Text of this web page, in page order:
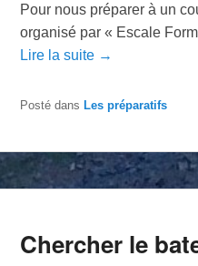
Pour nous préparer à un
organisé par « Escale
Lire la suite →
Posté dans Les préparatifs
Chercher le